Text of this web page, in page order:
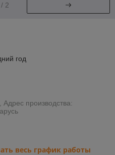
/ 2
год
производства:
весь график работы